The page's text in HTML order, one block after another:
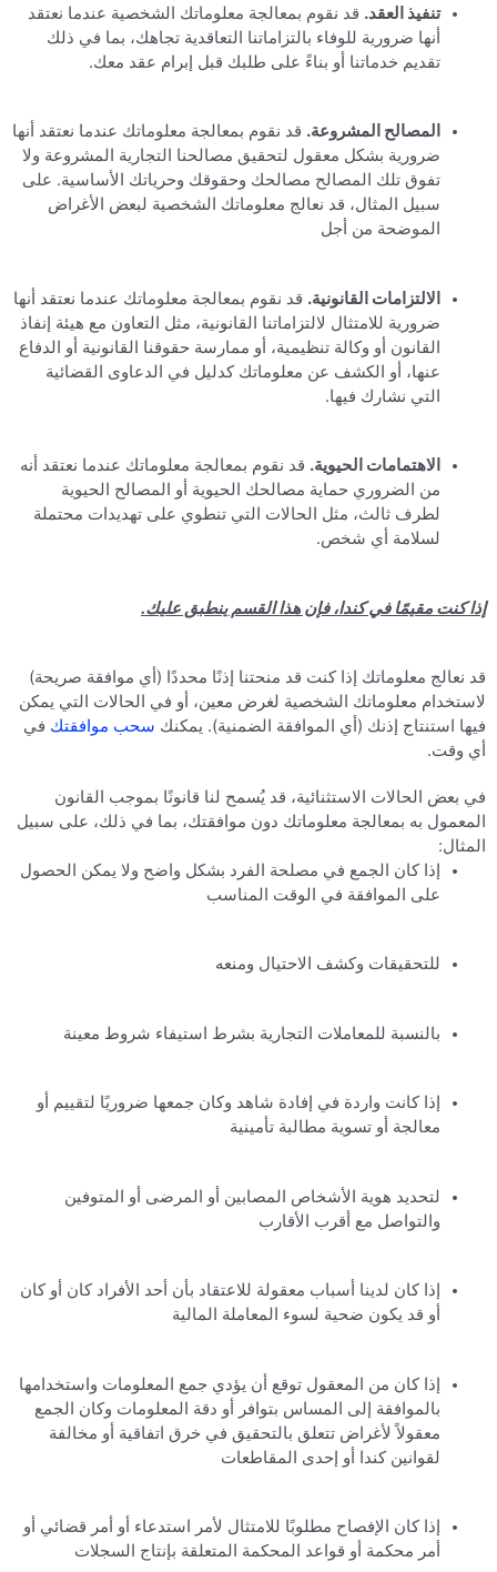
تنفيذ العقد. قد نقوم بمعالجة معلوماتك الشخصية عندما نعتقد
أنها ضرورية للوفاء بالتزاماتنا التعاقدية تجاهك، بما في ذلك
تقديم خدماتنا أو بناءً على طلبك قبل إبرام عقد معك.
المصالح المشروعة. قد نقوم بمعالجة معلوماتك عندما نعتقد أنها
ضرورية بشكل معقول لتحقيق مصالحنا التجارية المشروعة ولا
تفوق تلك المصالح مصالحك وحقوقك وحرياتك الأساسية. على
سبيل المثال، قد نعالج معلوماتك الشخصية لبعض الأغراض
الموضحة من أجل
الالتزامات القانونية. قد نقوم بمعالجة معلوماتك عندما نعتقد أنها
ضرورية للامتثال لالتزاماتنا القانونية، مثل التعاون مع هيئة إنفاذ
القانون أو وكالة تنظيمية، أو ممارسة حقوقنا القانونية أو الدفاع
عنها، أو الكشف عن معلوماتك كدليل في الدعاوى القضائية
التي نشارك فيها.
الاهتمامات الحيوية. قد نقوم بمعالجة معلوماتك عندما نعتقد أنه
من الضروري حماية مصالحك الحيوية أو المصالح الحيوية
لطرف ثالث، مثل الحالات التي تنطوي على تهديدات محتملة
لسلامة أي شخص.
إذا كنت مقيمًا في كندا، فإن هذا القسم ينطبق عليك.
قد نعالج معلوماتك إذا كنت قد منحتنا إذنًا محددًا (أي موافقة صريحة)
لاستخدام معلوماتك الشخصية لغرض معين، أو في الحالات التي يمكن
فيها استنتاج إذنك (أي الموافقة الضمنية). يمكنك سحب موافقتك في
أي وقت.
في بعض الحالات الاستثنائية، قد يُسمح لنا قانونًا بموجب القانون
المعمول به بمعالجة معلوماتك دون موافقتك، بما في ذلك، على سبيل
المثال:
إذا كان الجمع في مصلحة الفرد بشكل واضح ولا يمكن الحصول
على الموافقة في الوقت المناسب
للتحقيقات وكشف الاحتيال ومنعه
بالنسبة للمعاملات التجارية بشرط استيفاء شروط معينة
إذا كانت واردة في إفادة شاهد وكان جمعها ضروريًا لتقييم أو
معالجة أو تسوية مطالبة تأمينية
لتحديد هوية الأشخاص المصابين أو المرضى أو المتوفين
والتواصل مع أقرب الأقارب
إذا كان لدينا أسباب معقولة للاعتقاد بأن أحد الأفراد كان أو كان
أو قد يكون ضحية لسوء المعاملة المالية
إذا كان من المعقول توقع أن يؤدي جمع المعلومات واستخدامها
بالموافقة إلى المساس بتوافر أو دقة المعلومات وكان الجمع
معقولاً لأغراض تتعلق بالتحقيق في خرق اتفاقية أو مخالفة
لقوانين كندا أو إحدى المقاطعات
إذا كان الإفصاح مطلوبًا للامتثال لأمر استدعاء أو أمر قضائي أو
أمر محكمة أو قواعد المحكمة المتعلقة بإنتاج السجلات